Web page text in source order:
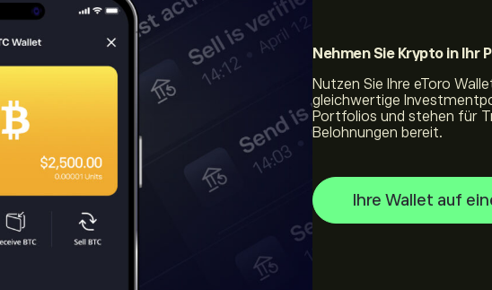
Nehmen Sie Krypto in Ihr
Nutzen Sie Ihre eToro
gleichwertige
Portfolios und stehen für
Belohnungen bereit.
Ihre Wallet auf